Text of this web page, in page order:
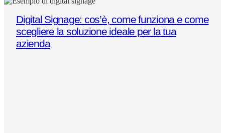
Digital Signage: cos’è, come funziona e come
scegliere la soluzione ideale per la tua
azienda